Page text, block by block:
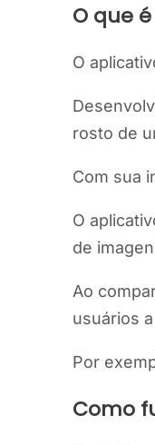
O que
O
rosto de
Com sua
O
de
Ao
usuários
Por
Como